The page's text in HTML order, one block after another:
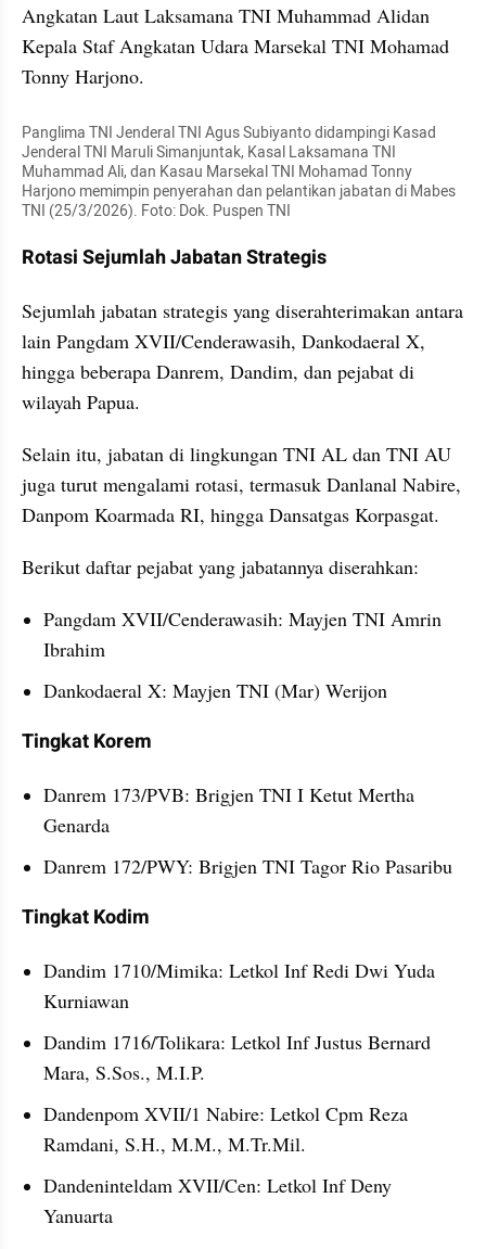
Angkatan Laut Laksamana TNI Muhammad Alidan
Kepala Staf Angkatan Udara Marsekal TNI Mohamad
Tonny Harjono.
Panglima TNI Jenderal TNI Agus Subiyanto didampingi Kasad
Jenderal TNI Maruli Simanjuntak, Kasal Laksamana TNI
Muhammad Ali, dan Kasau Marsekal TNI Mohamad Tonny
Harjono memimpin penyerahan dan pelantikan jabatan di Mabes
TNI (25/3/2026). Foto: Dok. Puspen TNI
Rotasi Sejumlah Jabatan Strategis
Sejumlah jabatan strategis yang diserahterimakan antara
lain Pangdam XVII/Cenderawasih, Dankodaeral X,
hingga beberapa Danrem, Dandim, dan pejabat di
wilayah Papua.
Selain itu, jabatan di lingkungan TNI AL dan TNI AU
juga turut mengalami rotasi, termasuk Danlanal Nabire,
Danpom Koarmada RI, hingga Dansatgas Korpasgat.
Berikut daftar pejabat yang jabatannya diserahkan:
Pangdam XVII/Cenderawasih: Mayjen TNI Amrin
Ibrahim
Dankodaeral X: Mayjen TNI (Mar) Werijon
Tingkat Korem
Danrem 173/PVB: Brigjen TNI I Ketut Mertha
Genarda
Danrem 172/PWY: Brigjen TNI Tagor Rio Pasaribu
Tingkat Kodim
Dandim 1710/Mimika: Letkol Inf Redi Dwi Yuda
Kurniawan
Dandim 1716/Tolikara: Letkol Inf Justus Bernard
Mara, S.Sos., M.I.P.
Dandenpom XVII/1 Nabire: Letkol Cpm Reza
Ramdani, S.H., M.M., M.Tr.Mil.
Dandeninteldam XVII/Cen: Letkol Inf Deny
Yanuarta